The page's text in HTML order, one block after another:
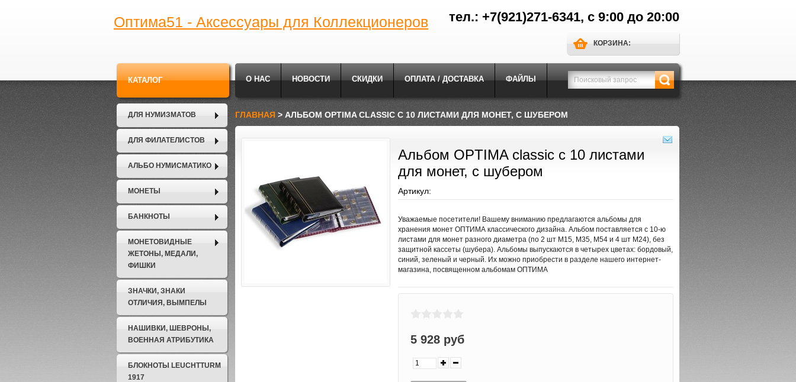
тел.: +7(921)271-6341, с 9:00 до 20:00
Оптима51 - Аксессуары для Коллекционеров
КОРЗИНА:
О НАС НОВОСТИ СКИДКИ ОПЛАТА / ДОСТАВКА ФАЙЛЫ
КАТАЛОГ
ДЛЯ НУМИЗМАТОВ
ДЛЯ ФИЛАТЕЛИСТОВ
АЛЬБО НУМИСМАТИКО
МОНЕТЫ
БАНКНОТЫ
МОНЕТОВИДНЫЕ
ЖЕТОНЫ, МЕДАЛИ,
ФИШКИ
ЗНАЧКИ, ЗНАКИ
ОТЛИЧИЯ, ВЫМПЕЛЫ
НАШИВКИ, ШЕВРОНЫ,
ВОЕННАЯ АТРИБУТИКА
БЛОКНОТЫ LEUCHTTURM
1917
ГЛАВНАЯ > АЛЬБОМ OPTIMA CLASSIC С 10 ЛИСТАМИ ДЛЯ МОНЕТ, C ШУБЕРОМ
Альбом OPTIMA classic с 10 листами
для монет, c шубером
Артикул:
Уважаемые посетители! Вашему вниманию предлагаются альбомы для
хранения монет ОПТИМА классического дизайна. Альбом поставляется с 10-ю
листами для монет разного диаметра (по 2 шт M15, M35, M54 и 4 шт M24), без
защитной кассеты (шубера). Альбомы выпускаются в четырех цветах: бордовый,
синий, зеленый и черный. Их можно приобрести в разделе нашего интернет-
магазина, посвященном альбомам ОПТИМА
5 928 руб